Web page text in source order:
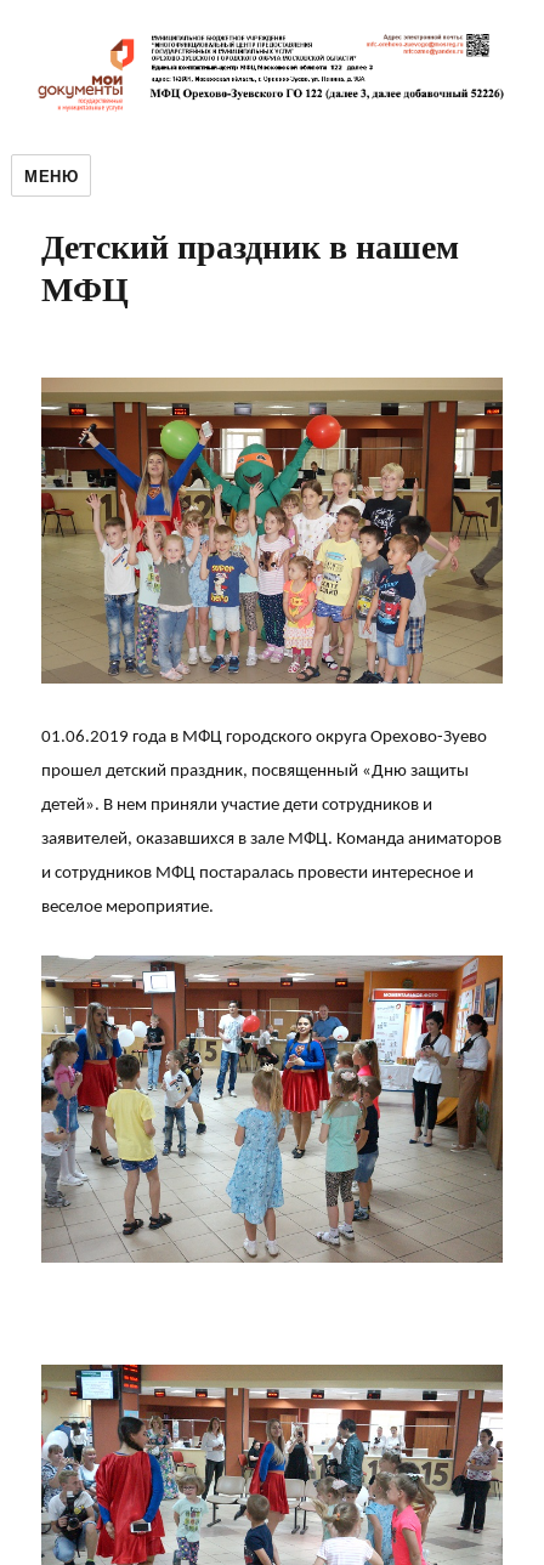
МЕНЮ
Детский праздник в нашем
МФЦ
01.06.2019 года в МФЦ городского округа Орехово-Зуево
прошел детский праздник, посвященный «Дню защиты
детей». В нем приняли участие дети сотрудников и
заявителей, оказавшихся в зале МФЦ. Команда аниматоров
и сотрудников МФЦ постаралась провести интересное и
веселое мероприятие.